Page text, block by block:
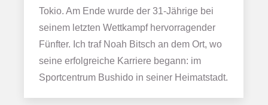
Tokio. Am Ende wurde der 31-Jährige bei
seinem letzten Wettkampf hervorragender
Fünfter. Ich traf Noah Bitsch an dem Ort, wo
seine erfolgreiche Karriere begann: im
Sportcentrum Bushido in seiner Heimatstadt.